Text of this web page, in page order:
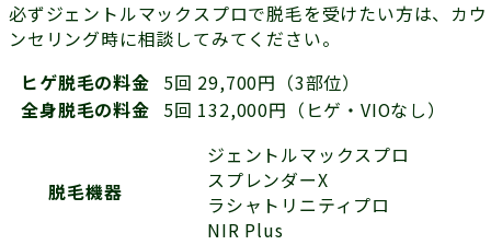
必ずジェントルマックスプロで脱毛を受けたい方は、カウ
ンセリング時に相談してみてください。
ヒゲ脱毛の料金
5回 29,700円（3部位）
全身脱毛の料金
5回 132,000円（ヒゲ・VIOなし）
脱毛機器
ジェントルマックスプロ
スプレンダーX
ラシャトリニティプロ
NIR Plus